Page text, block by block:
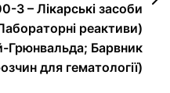
– Лікарські засоби
реактиви)
Барвник
для гематології)